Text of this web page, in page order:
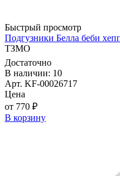
Быстрый просмотр
Подгузники Белла беби
ТЗМО
Достаточно
В наличии: 10
Арт. KF-00026717
Цена
от 770 ₽
В корзину